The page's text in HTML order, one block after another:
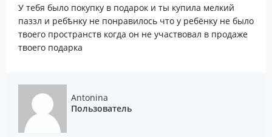
У тебя было покупку в подарок и ты купила мелкий
паззл и ребѣнку не понравилось что у ребёнку не было
твоего пространств когда он не участвовал в продаже
твоего подарка
Antonina
Пользователь